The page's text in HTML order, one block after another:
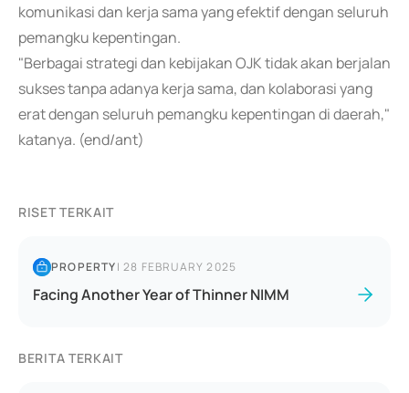
komunikasi dan kerja sama yang efektif dengan seluruh
pemangku kepentingan.
"Berbagai strategi dan kebijakan OJK tidak akan berjalan
sukses tanpa adanya kerja sama, dan kolaborasi yang
erat dengan seluruh pemangku kepentingan di daerah,"
katanya. (end/ant)
RISET TERKAIT
PROPERTY|28 FEBRUARY 2025
Facing Another Year of Thinner NIMM
BERITA TERKAIT